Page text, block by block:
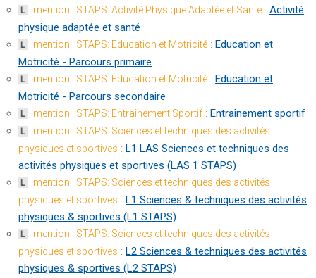
L mention : STAPS: Activité Physique Adaptée et Santé : Activité
physique adaptée et santé
L mention : STAPS: Education et Motricité : Education et
Motricité - Parcours primaire
L mention : STAPS: Education et Motricité : Education et
Motricité - Parcours secondaire
L mention : STAPS: Entraînement Sportif : Entraînement sportif
L
mention : STAPS: Sciences et techniques des activités
physiques et sportives : L1 LAS Sciences et techniques des
activités physiques et sportives (LAS 1 STAPS)
L
mention : STAPS: Sciences et techniques des activités
physiques et sportives : L1 Sciences & techniques des activités
physiques & sportives (L1 STAPS)
L
mention : STAPS: Sciences et techniques des activités
physiques et sportives : L2 Sciences & techniques des activités
physiques & sportives (L2 STAPS)